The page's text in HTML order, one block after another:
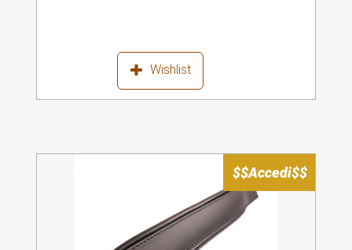
Wishlist
$$Accedi$$